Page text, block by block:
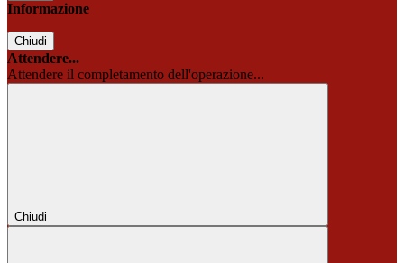
Informazione
Chiudi
Attendere...
Attendere il completamento dell'operazione...
Chiudi